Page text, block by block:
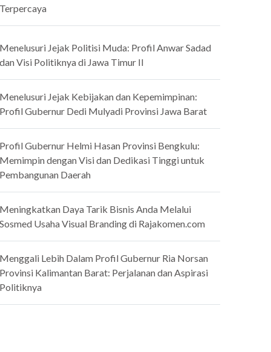
Jejak Politisi Muda: Profil Anwar Sadad
Visi Politiknya di Jawa Timur II
Jejak Kebijakan dan Kepemimpinan:
Gubernur Dedi Mulyadi Provinsi Jawa Barat
Gubernur Helmi Hasan Provinsi Bengkulu:
dengan Visi dan Dedikasi Tinggi untuk
Daerah
Daya Tarik Bisnis Anda Melalui
Usaha Visual Branding di Rajakomen.com
Lebih Dalam Profil Gubernur Ria Norsan
Kalimantan Barat: Perjalanan dan Aspirasi